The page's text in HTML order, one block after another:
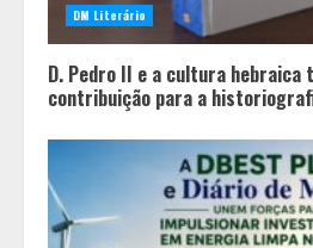
DM Literário
D. Pedro II e a cultura hebraica
contribuição para a